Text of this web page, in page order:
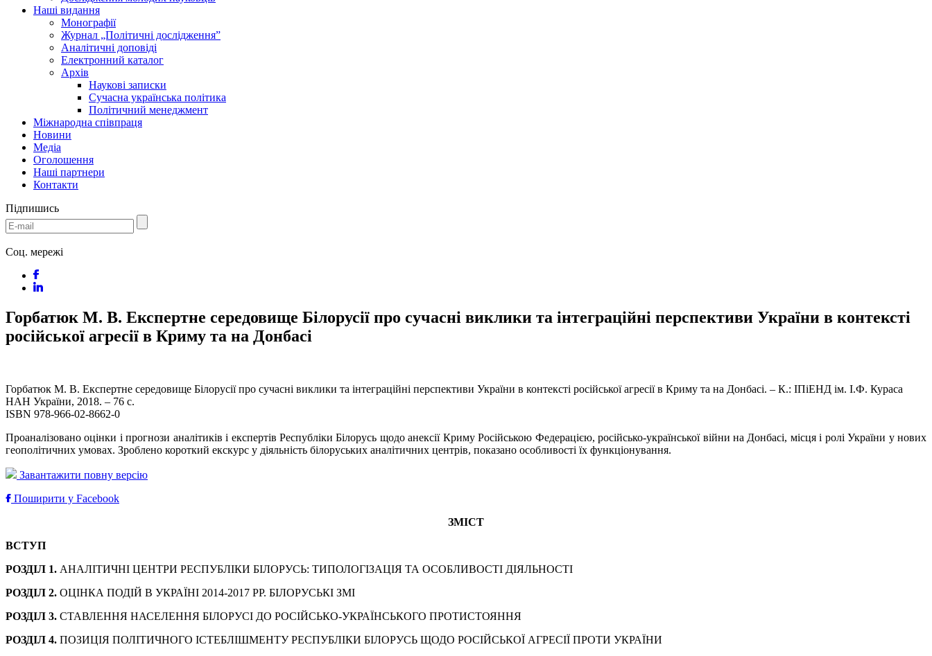
Наші видання
Монографії
Журнал „Політичні дослідження”
Аналітичні доповіді
Електронний каталог
Архів
Наукові записки
Сучасна українська політика
Політичний менеджмент
Міжнародна співпраця
Новини
Медіa
Оголошення
Наші партнери
Контакти
Підпишись
Соц. мережі
Горбатюк М. В. Експертне середовище Білорусії про сучасні виклики та інтеграційні перспективи України в контексті
російської агресії в Криму та на Донбасі
Горбатюк М. В. Експертне середовище Білорусії про сучасні виклики та інтеграційні перспективи України в контексті російської агресії в Криму та на Донбасі. – К.: ІПіЕНД ім. І.Ф. Кураса
НАН України, 2018. – 76 с.
ISBN 978-966-02-8662-0
Проаналізовано оцінки і прогнози аналітиків і експертів Республіки Білорусь щодо анексії Криму Російською Федерацією, російсько-української війни на Донбасі, місця і ролі України у нових
геополітичних умовах. Зроблено короткий екскурс у діяльність білоруських аналітичних центрів, показано особливості їх функціонування.
Завантажити повну версію
Поширити у Facebook
ЗМІСТ
ВСТУП
РОЗДІЛ 1. АНАЛІТИЧНІ ЦЕНТРИ РЕСПУБЛІКИ БІЛОРУСЬ: ТИПОЛОГІЗАЦІЯ ТА ОСОБЛИВОСТІ ДІЯЛЬНОСТІ
РОЗДІЛ 2. ОЦІНКА ПОДІЙ В УКРАЇНІ 2014-2017 РР. БІЛОРУСЬКІ ЗМІ
РОЗДІЛ 3. СТАВЛЕННЯ НАСЕЛЕННЯ БІЛОРУСІ ДО РОСІЙСЬКО-УКРАЇНСЬКОГО ПРОТИСТОЯННЯ
РОЗДІЛ 4. ПОЗИЦІЯ ПОЛІТИЧНОГО ІСТЕБЛІШМЕНТУ РЕСПУБЛІКИ БІЛОРУСЬ ЩОДО РОСІЙСЬКОЇ АГРЕСІЇ ПРОТИ УКРАЇНИ